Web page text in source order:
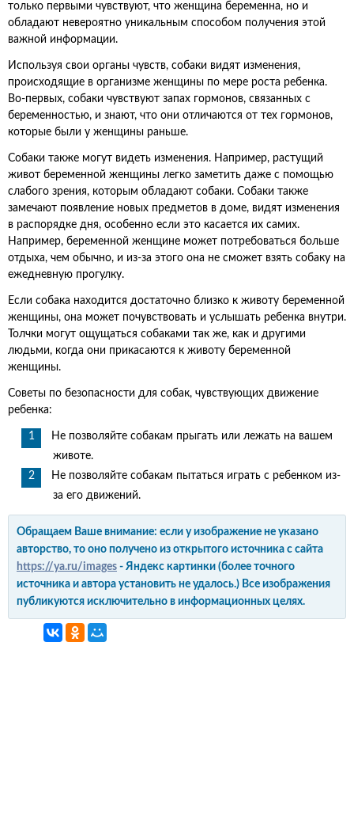
только первыми чувствуют, что женщина беременна, но и
обладают невероятно уникальным способом получения этой
важной информации.
Используя свои органы чувств, собаки видят изменения,
происходящие в организме женщины по мере роста ребенка.
Во-первых, собаки чувствуют запах гормонов, связанных с
беременностью, и знают, что они отличаются от тех гормонов,
которые были у женщины раньше.
Собаки также могут видеть изменения. Например, растущий
живот беременной женщины легко заметить даже с помощью
слабого зрения, которым обладают собаки. Собаки также
замечают появление новых предметов в доме, видят изменения
в распорядке дня, особенно если это касается их самих.
Например, беременной женщине может потребоваться больше
отдыха, чем обычно, и из-за этого она не сможет взять собаку на
ежедневную прогулку.
Если собака находится достаточно близко к животу беременной
женщины, она может почувствовать и услышать ребенка внутри.
Толчки могут ощущаться собаками так же, как и другими
людьми, когда они прикасаются к животу беременной
женщины.
Советы по безопасности для собак, чувствующих движение
ребенка:
Не позволяйте собакам прыгать или лежать на вашем
животе.
Не позволяйте собакам пытаться играть с ребенком из-
за его движений.
Обращаем Ваше внимание: если у изображение не указано
авторство, то оно получено из открытого источника с сайта
https://ya.ru/images - Яндекс картинки (более точного
источника и автора установить не удалось.) Все изображения
публикуются исключительно в информационных целях.